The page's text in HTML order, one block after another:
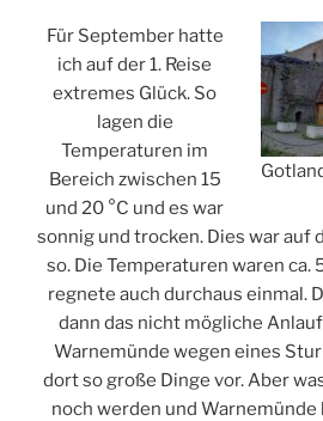
Für September hatte
ich auf der 1. Reise
extremes Glück. So
lagen die
Temperaturen im
Bereich zwischen 15
und 20 °C und es war
sonnig und trocken. Dies war auf
so. Die Temperaturen waren ca.
regnete auch durchaus einmal.
dann das nicht mögliche
Warnemünde wegen eines
dort so große Dinge vor. Aber
noch werden und